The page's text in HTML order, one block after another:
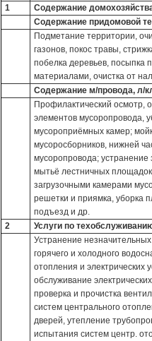
1 Содержание
Содержание придомовой
Подметание территории,
газонов, покос травы,
побелка деревьев, посыпка
материалами, очистка от
Содержание м/провода, л/
Профилактический осмотр,
элементов мусоропровода,
мусороприёмных камер;
мусоросборников, нижней
мусоропровода;
мытьё лестничных
загрузочными камерами
решетки и приямка, уборка
подъезд и др.
2 Услуги по
Устранение
горячего и холодного
отопления и электрических
обслуживание
проверка и прочистка
систем центрального
дверей, утепление
испытания систем центр.